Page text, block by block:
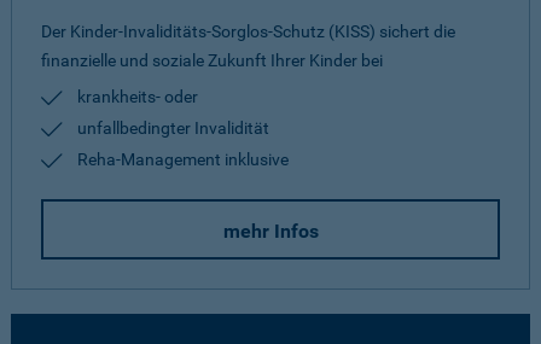
Der Kinder-Invaliditäts-Sorglos-Schutz (KISS) sichert die
finanzielle und soziale Zukunft Ihrer Kinder bei
krankheits- oder
unfallbedingter Invalidität
Reha-Management inklusive
mehr Infos